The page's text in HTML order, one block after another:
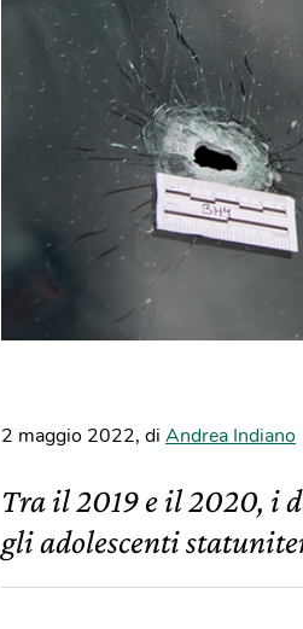
2 maggio 2022, di Andrea Indiano
Tra il 2019 e il 2020, i
gli adolescenti